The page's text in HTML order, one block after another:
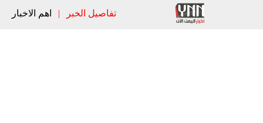
تفاصيل الخبر | اهم الاخبار